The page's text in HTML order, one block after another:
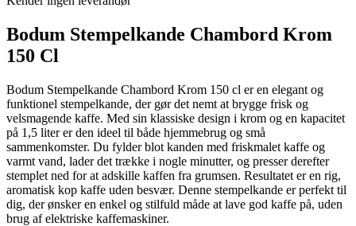
Bodum Stempelkande Chambord Krom
150 Cl
Bodum Stempelkande Chambord Krom 150 cl er en elegant og
funktionel stempelkande, der gør det nemt at brygge frisk og
velsmagende kaffe. Med sin klassiske design i krom og en kapacitet
på 1,5 liter er den ideel til både hjemmebrug og små
sammenkomster. Du fylder blot kanden med friskmalet kaffe og
varmt vand, lader det trække i nogle minutter, og presser derefter
stemplet ned for at adskille kaffen fra grumsen. Resultatet er en rig,
aromatisk kop kaffe uden besvær. Denne stempelkande er perfekt til
dig, der ønsker en enkel og stilfuld måde at lave god kaffe på, uden
brug af elektriske kaffemaskiner.